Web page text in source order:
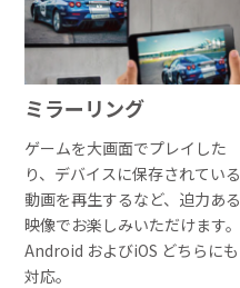
ミラーリング
ゲームを大画面でプレイした
り、デバイスに保存されている
動画を再生するなど、迫力ある
映像でお楽しみいただけます。
Android およびiOS どちらにも
対応。